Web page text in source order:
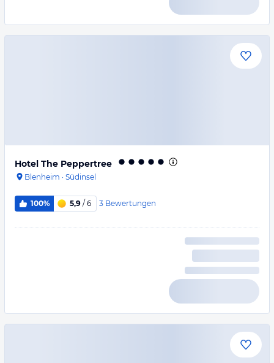
Hotel The Peppertree
Blenheim · Südinsel
100% 5,9 / 6 3 Bewertungen